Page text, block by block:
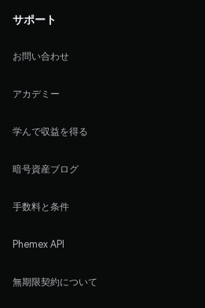
サポート
お問い合わせ
アカデミー
学んで収益を得る
暗号資産ブログ
手数料と条件
Phemex API
無期限契約について